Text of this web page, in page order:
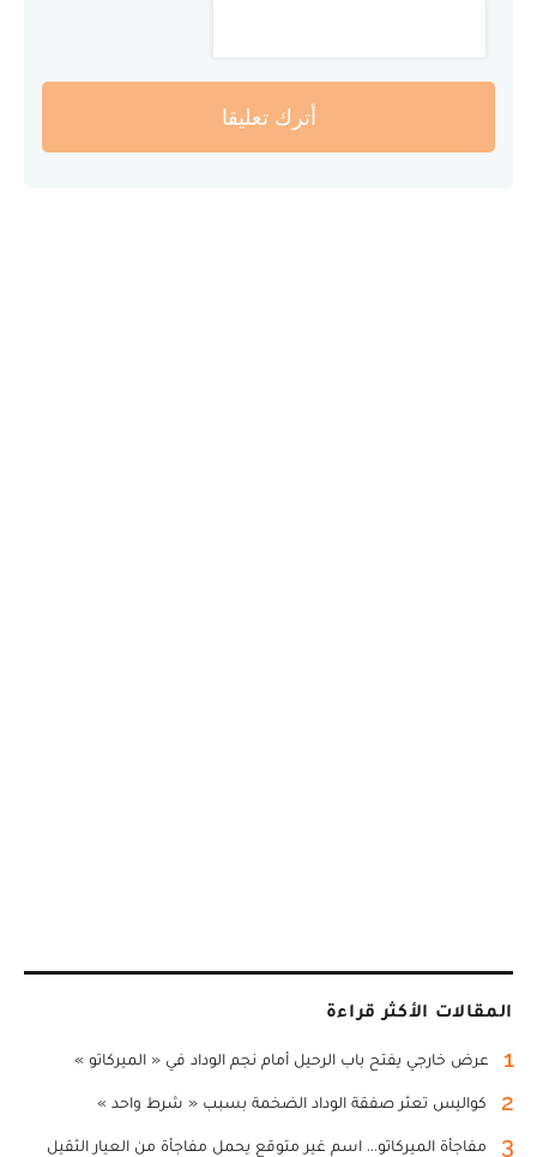
أترك تعليقا
المقالات الأكثر قراءة
1 عرض خارجي يفتح باب الرحيل أمام نجم الوداد في « الميركاتو »
2 كواليس تعثر صفقة الوداد الضخمة بسبب « شرط واحد »
3
مفاجأة الميركاتو... اسم غير متوقع يحمل مفاجأة من العيار الثقيل